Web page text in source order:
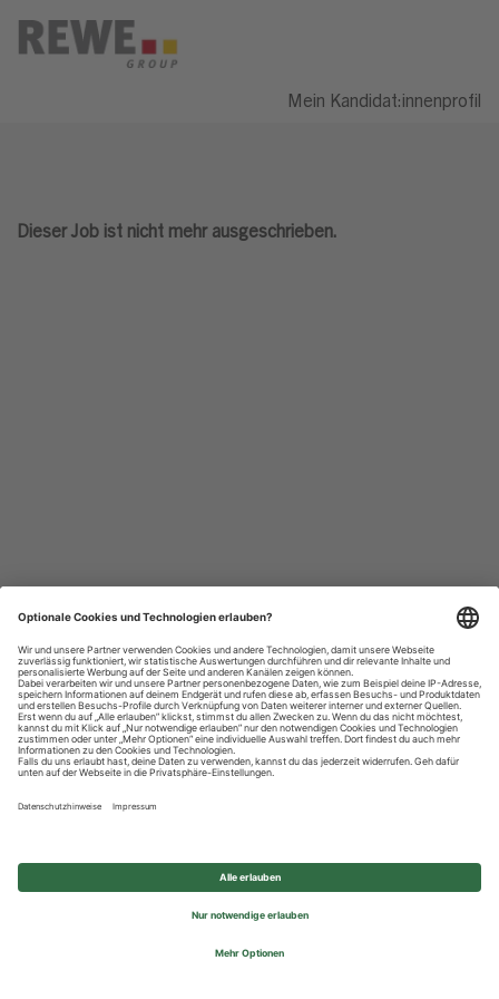
Mein Kandidat:innenprofil
Dieser Job ist nicht mehr ausgeschrieben.
Datenschutzhinweise
Impressum
Privatsphäre-Einstellungen
© 2026 REWE Group - All rights reserved